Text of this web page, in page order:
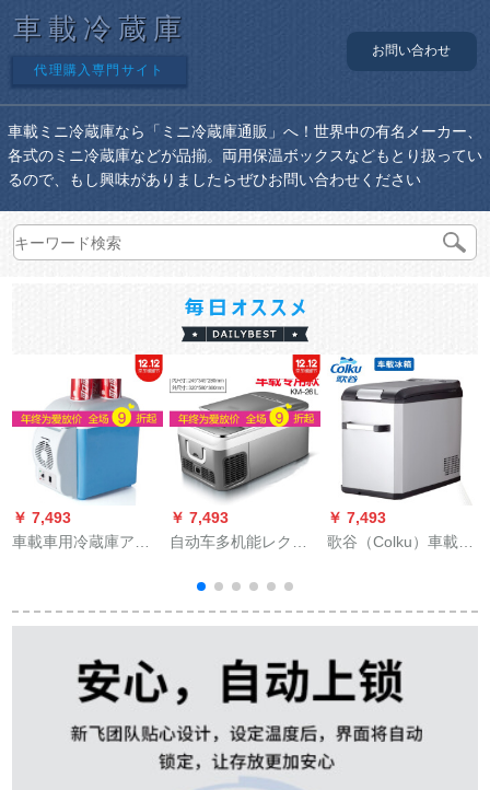
車載冷蔵庫
代理購入専門サイト
お問い合わせ
車載ミニ冷蔵庫なら「ミニ冷蔵庫通販」へ！世界中の有名メーカー、
各式のミニ冷蔵庫などが品揃。両用保温ボックスなどもとり扱ってい
るので、もし興味がありましたらぜひお問い合わせください
￥ 7,493
車載車用冷蔵庫アイ
動車冷蔵庫両用12小
電気12 V【車用】7.5
L【青白い】
￥ 7,493
自动车多机能レクス
内冷冻ミニ冷蔵库小
型便利寮小型冷暖实
ト车用12-24 V
￥ 7,493
歌谷（Colku）車載冷
L 42 L冷凍家ピクで
レスカー兼用冷蔵庫